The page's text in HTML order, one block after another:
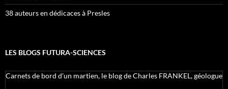
38 auteurs en dédicaces à Presles
LES BLOGS FUTURA-SCIENCES
Carnets de bord d’un martien, le blog de Charles FRANKEL, géologue